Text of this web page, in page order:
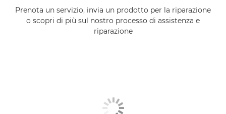
Prenota un servizio, invia un prodotto per la riparazione
o scopri di più sul nostro processo di assistenza e
riparazione